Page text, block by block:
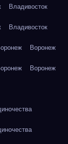
Владивосток
Владивосток
Воронеж
Воронеж